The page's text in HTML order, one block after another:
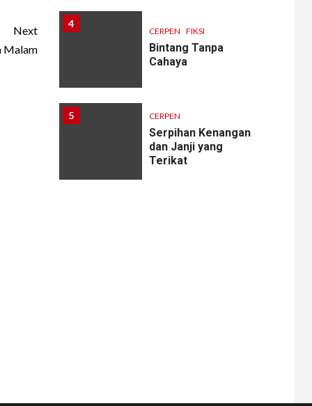
Next
Malam
4
CERPEN FIKSI
Bintang Tanpa
Cahaya
5 CERPEN
Serpihan Kenangan
dan Janji yang
Terikat